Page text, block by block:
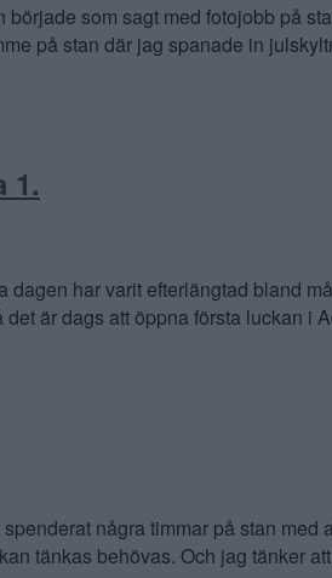
som sagt med fotojobb på
på stan där jag spanade in
1.
har varit efterlängtad bland
är dags att öppna första luckan i
några timmar på stan med
tänkas behövas. Och jag tänker